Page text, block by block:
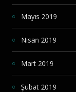
Mayıs 2019
Nisan 2019
Mart 2019
Şubat 2019